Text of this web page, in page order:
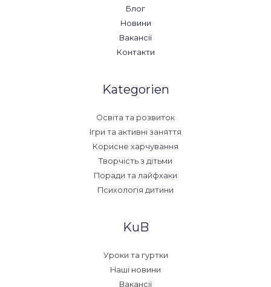
Блог
Новини
Вакансії
Контакти
Kategorien
Освіта та розвиток
Ігри та активні заняття
Корисне харчування
Творчість з дітьми
Поради та лайфхаки
Психологія дитини
KuB
Уроки та гуртки
Наші новини
Вакансії